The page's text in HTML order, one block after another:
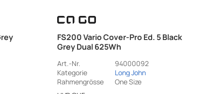
FS200 Vario Cover-Pro Ed. 5 Black
Grey Dual 625Wh
Art.-Nr.
94000092
Kategorie
Long John
Rahmengrösse
One Size